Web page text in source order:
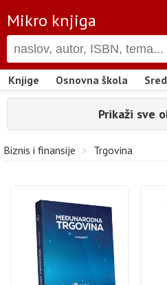
Mikro knjiga
Knjige Osnovna škola
Prikaži sve
Biznis i finansije > Trgovina